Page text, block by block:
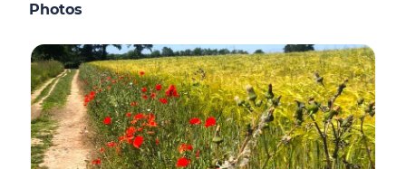
Photos